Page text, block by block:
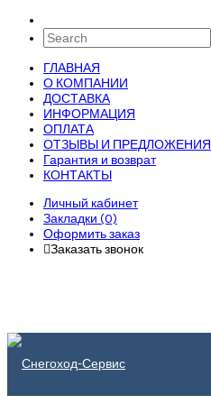
ГЛАВНАЯ
О КОМПАНИИ
ДОСТАВКА
ИНФОРМАЦИЯ
ОПЛАТА
ОТЗЫВЫ И ПРЕДЛОЖЕНИЯ
Гарантия и возврат
КОНТАКТЫ
Личный кабинет
Закладки (0)
Оформить заказ
Заказать звонок